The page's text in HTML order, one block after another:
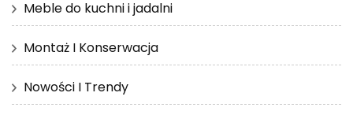
Meble do kuchni i jadalni
Montaż I Konserwacja
Nowości I Trendy